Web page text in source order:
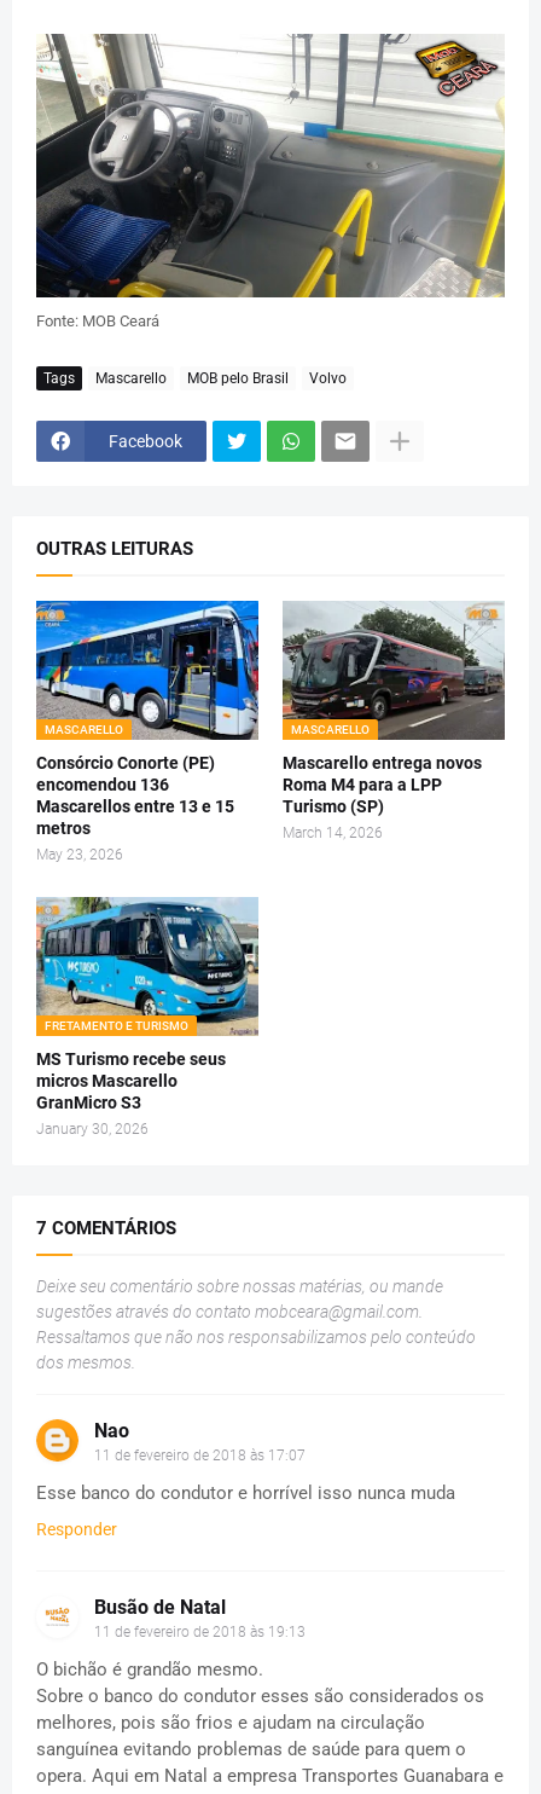
Fonte: MOB Ceará
Tags Mascarello MOB pelo Brasil Volvo
Facebook
OUTRAS LEITURAS
MASCARELLO
Consórcio Conorte (PE)
encomendou 136
Mascarellos entre 13 e 15
metros
May 23, 2026
MASCARELLO
Mascarello entrega novos
Roma M4 para a LPP
Turismo (SP)
March 14, 2026
FRETAMENTO E TURISMO
MS Turismo recebe seus
micros Mascarello
GranMicro S3
January 30, 2026
7 COMENTÁRIOS
Deixe seu comentário sobre nossas matérias, ou mande
sugestões através do contato mobceara@gmail.com
Ressaltamos que não nos responsabilizamos pelo conteúdo
dos mesmos.
Nao
11 de fevereiro de 2018 às 17:07
Esse banco do condutor e horrível isso nunca muda
Responder
Busão de Natal
11 de fevereiro de 2018 às 19:13
O bichão é grandão mesmo.
Sobre o banco do condutor esses são considerados os
melhores, pois são frios e ajudam na circulação
sanguínea evitando problemas de saúde para quem o
opera. Aqui em Natal a empresa Transportes Guanabara e